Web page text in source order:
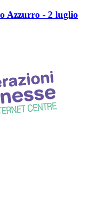
Azzurro - 2 luglio